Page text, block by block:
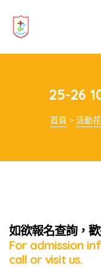
25-26
首頁 > 活動
如欲報名查詢，
For admission
call or visit us.
教育